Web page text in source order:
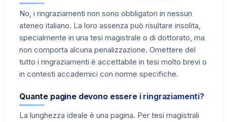
No, i ringraziamenti non sono obbligatori in nessun
ateneo italiano. La loro assenza può risultare insolita,
specialmente in una tesi magistrale o di dottorato, ma
non comporta alcuna penalizzazione. Omettere del
tutto i ringraziamenti è accettabile in tesi molto brevi o
in contesti accademici con norme specifiche.
Quante pagine devono essere i ringraziamenti?
La lunghezza ideale è una pagina. Per tesi magistrali